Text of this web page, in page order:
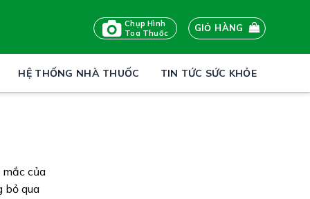
Chụp Hình
Toa Thuốc
GIỎ HÀNG
HỆ THỐNG NHÀ THUỐC TIN TỨC SỨC KHỎE
của
bỏ qua